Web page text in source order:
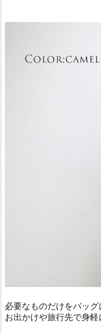
必要なものだけをバッグ
お出かけや旅行先で身軽